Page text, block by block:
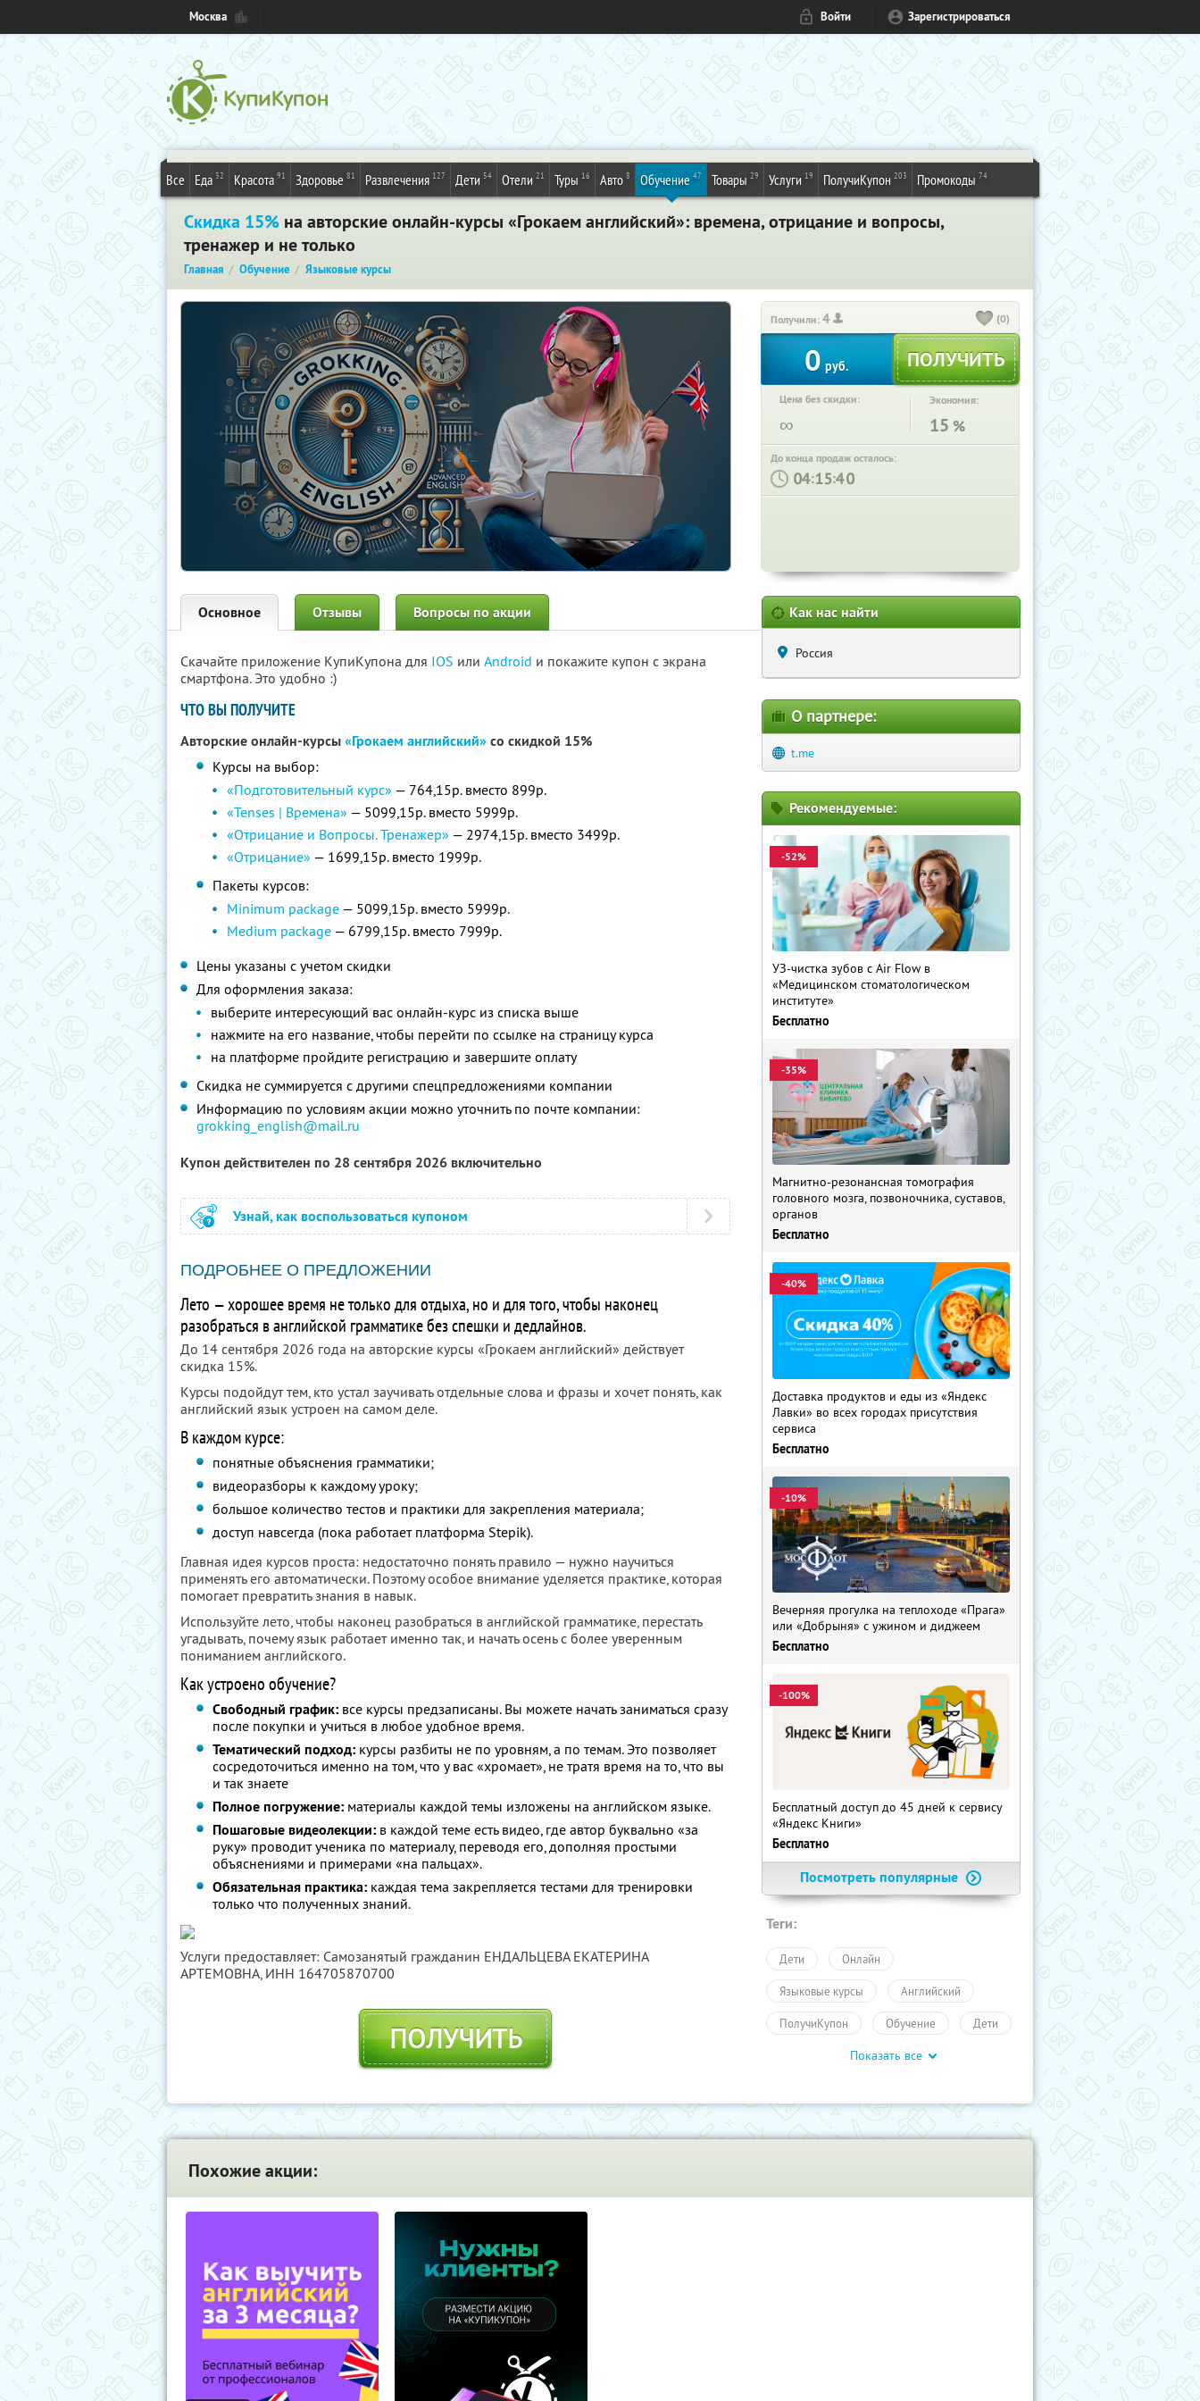
Москва Войти Зарегистрироваться
Все Еда 32 Красота 91 Здоровье 81 Развлечения 127 Дети 54 Отели 21 Туры 16 Авто 8 Обучение 47 Товары 29 Услуги 19 ПолучиКупон 203 Промокоды 74
Скидка 15% на авторские онлайн-курсы «Грокаем английский»: времена, отрицание и вопросы,
тренажер и не только
Главная Обучение Языковые курсы
Получили:4 (0)
0 руб.
Цена без скидки:
∞
Экономия:
15 %
До конца продаж осталось:
: :
Основное Отзывы Вопросы по акции
Скачайте приложение КупиКупона для IOS или Android и покажите купон с экрана
смартфона. Это удобно :)
ЧТО ВЫ ПОЛУЧИТЕ
Авторские онлайн-курсы«Грокаем английский»со скидкой 15%
Курсы на выбор:
«Подготовительный курс» — 764,15р. вместо 899р.
«Tenses | Времена» — 5099,15р. вместо 5999р.
«Отрицание и Вопросы. Тренажер» — 2974,15р. вместо 3499р.
«Отрицание» — 1699,15р. вместо 1999р.
Пакеты курсов:
Minimum package — 5099,15р. вместо 5999р.
Medium package — 6799,15р. вместо 7999р.
Цены указаны с учетом скидки
Для оформления заказа:
выберите интересующий вас онлайн-курс из списка выше
нажмите на его название, чтобы перейти по ссылке на страницу курса
на платформе пройдите регистрацию и завершите оплату
Скидка не суммируется с другими спецпредложениями компании
Информацию по условиям акции можно уточнить по почте компании:
grokking_english@mail.ru
Купон действителен по 28 сентября 2026 включительно
Узнай, как воспользоваться купоном
ПОДРОБНЕЕ О ПРЕДЛОЖЕНИИ
Лето — хорошее время не только для отдыха, но и для того, чтобы наконец
разобраться в английской грамматике без спешки и дедлайнов.
До 14 сентября 2026 года на авторские курсы «Грокаем английский» действует
скидка 15%.
Курсы подойдут тем, кто устал заучивать отдельные слова и фразы и хочет понять, как
английский язык устроен на самом деле.
В каждом курсе:
понятные объяснения грамматики;
видеоразборы к каждому уроку;
большое количество тестов и практики для закрепления материала;
доступ навсегда (пока работает платформа Stepik).
Главная идея курсов проста: недостаточно понять правило — нужно научиться
применять его автоматически. Поэтому особое внимание уделяется практике, которая
помогает превратить знания в навык.
Используйте лето, чтобы наконец разобраться в английской грамматике, перестать
угадывать, почему язык работает именно так, и начать осень с более уверенным
пониманием английского.
Как устроено обучение?
Свободный график: все курсы предзаписаны. Вы можете начать заниматься сразу
после покупки и учиться в любое удобное время.
Тематический подход: курсы разбиты не по уровням, а по темам. Это позволяет
сосредоточиться именно на том, что у вас «хромает», не тратя время на то, что вы
и так знаете
Полное погружение: материалы каждой темы изложены на английском языке.
Пошаговые видеолекции: в каждой теме есть видео, где автор буквально «за
руку» проводит ученика по материалу, переводя его, дополняя простыми
объяснениями и примерами «на пальцах».
Обязательная практика: каждая тема закрепляется тестами для тренировки
только что полученных знаний.
Услуги предоставляет: Самозанятый гражданин ЕНДАЛЬЦЕВА ЕКАТЕРИНА
АРТЕМОВНА, ИНН 164705870700
ПОЛУЧИТЬ
Как нас найти
Россия
О партнере:
t.me
Рекомендуемые:
-52%
УЗ-чистка зубов с Air Flow в
«Медицинском стоматологическом
институте»
Бесплатно
-35%
Магнитно-резонансная томография
головного мозга, позвоночника, суставов,
органов
Бесплатно
-40%
Доставка продуктов и еды из «Яндекс
Лавки» во всех городах присутствия
сервиса
Бесплатно
-10%
Вечерняя прогулка на теплоходе «Прага»
или «Добрыня» с ужином и диджеем
Бесплатно
-100%
Бесплатный доступ до 45 дней к сервису
«Яндекс Книги»
Бесплатно
Посмотреть популярные
Теги:
Дети Онлайн
Языковые курсы Английский
ПолучиКупон Обучение Дети
Показать все
Похожие акции: